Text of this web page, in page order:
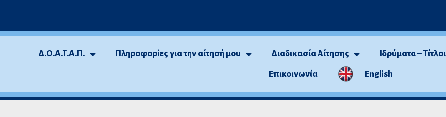
Δ.Ο.Α.Τ.Α.Π. Πληροφορίες για την αίτησή μου Διαδικασία Αίτησης Ιδρύματα – Τίτλοι
Επικοινωνία English